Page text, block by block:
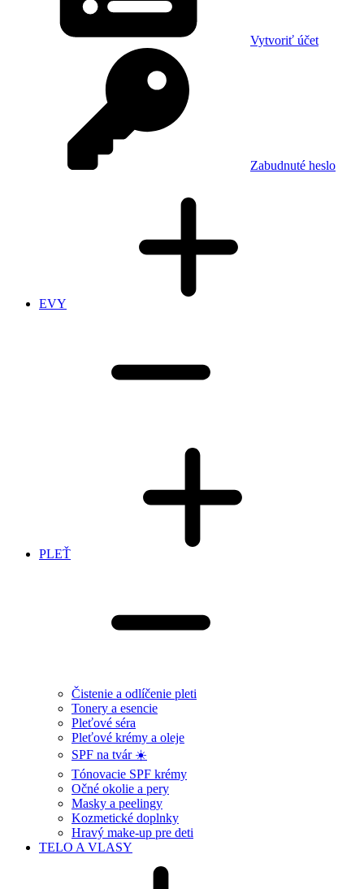
Vytvoriť účet
Zabudnuté heslo
EVY
PLEŤ
Čistenie a odlíčenie pleti
Tonery a esencie
Pleťové séra
Pleťové krémy a oleje
SPF na tvár ☀️
Tónovacie SPF krémy
Očné okolie a pery
Masky a peelingy
Kozmetické doplnky
Hravý make-up pre deti
TELO A VLASY